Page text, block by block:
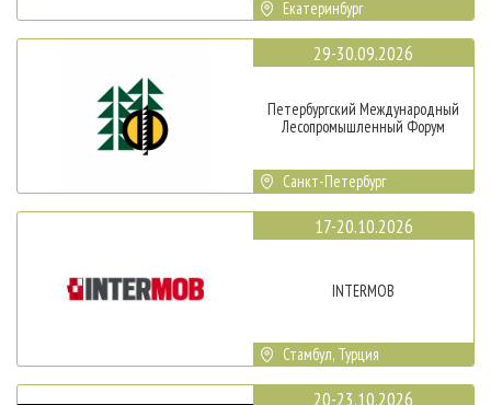
Екатеринбург
29-30.09.2026
Петербургский Международный
Лесопромышленный Форум
Санкт-Петербург
17-20.10.2026
INTERMOB
Стамбул, Турция
20-23.10.2026